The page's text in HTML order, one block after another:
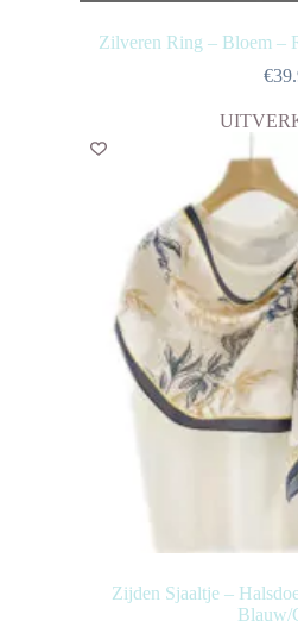
Zilveren Ring – Bloem –
€
Zijden Sjaaltje –
Blauw/